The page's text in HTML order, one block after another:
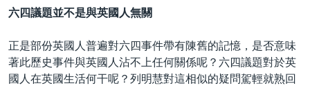
六四議題並不是與英國人無關
正是部份英國人普遍對六四事件帶有陳舊的記憶，是否意味
著此歷史事件與英國人沾不上任何關係呢？六四議題對於英
國人在英國生活何干呢？列明慧對這相似的疑問駕輕就熟回